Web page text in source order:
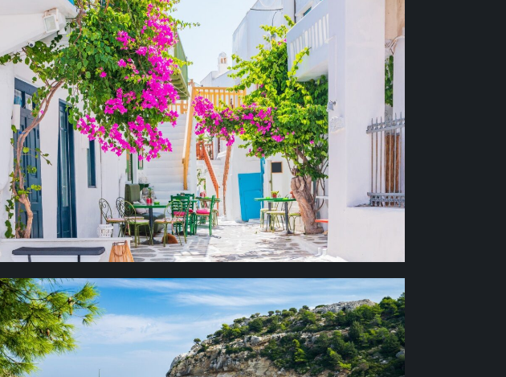
МИКОНОС
Яркий и жизнерадостный коктейль из традиционных
достопримечательностей и современных развлечений. Вас
ждут: «маленькая Венеция» с культовыми пеликанами в центре
города, мельницы XVI века, рестораны высокой кухни, уютные
бары и модные клубы с феерическими вечеринками,
привлекающими звезд мирового уровня — Мадонну, Мика
Джагера, Николаса Кейджа.
РОДОС
Фантастически красивый остров, столица которого была